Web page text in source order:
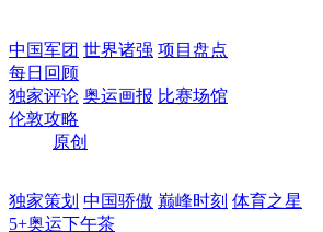
中国军团 世界诸强 项目盘点
每日回顾
独家评论 奥运画报 比赛场馆
伦敦攻略
原创
独家策划 中国骄傲 巅峰时刻 体育之星
5+奥运下午茶